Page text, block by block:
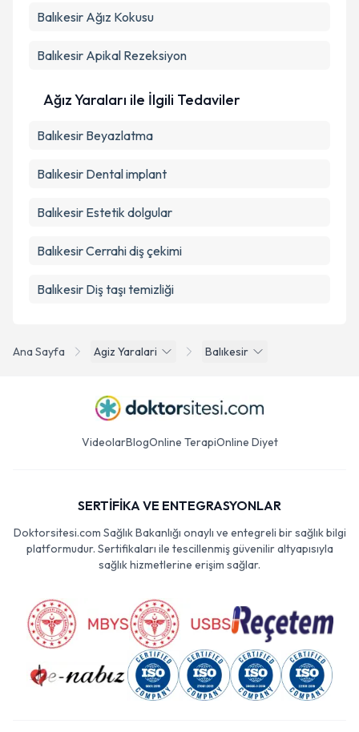
Ana Sayfa Agiz Yaralari Balıkesir
Balıkesir Ağız Kokusu
Balıkesir Apikal Rezeksiyon
Ağız Yaraları ile İlgili Tedaviler
Balıkesir Beyazlatma
Balıkesir Dental implant
Balıkesir Estetik dolgular
Balıkesir Cerrahi diş çekimi
Balıkesir Diş taşı temizliği
VideolarBlogOnline TerapiOnline Diyet
SERTİFİKA VE ENTEGRASYONLAR
Doktorsitesi.com Sağlık Bakanlığı onaylı ve entegreli bir sağlık bilgi
platformudur. Sertifikaları ile tescillenmiş güvenilir altyapısıyla
sağlık hizmetlerine erişim sağlar.